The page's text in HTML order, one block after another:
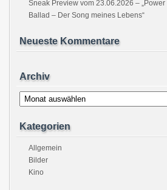
Sneak Preview vom 23.06.2026 – „Power
Ballad – Der Song meines Lebens“
Neueste Kommentare
Archiv
Archiv
Kategorien
Allgemein
Bilder
Kino